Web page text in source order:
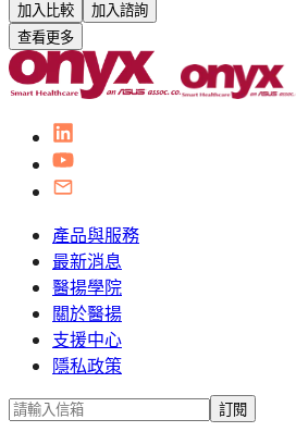
加入比較
加入諮詢
查看更多
產品與服務
最新消息
醫揚學院
關於醫揚
支援中心
隱私政策
訂閱